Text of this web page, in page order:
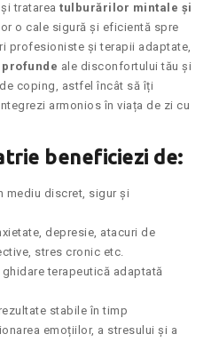
tratarea tulburărilor mintale și
o cale sigură și eficientă spre
profesioniste și terapii adaptate,
ale disconfortului tău și
coping, astfel încât să îți
armonios în viața de zi cu
beneficiezi de:
mediu discret, sigur și
depresie, atacuri de
stres cronic etc.
terapeutică adaptată
stabile în timp
emoțiilor, a stresului și a